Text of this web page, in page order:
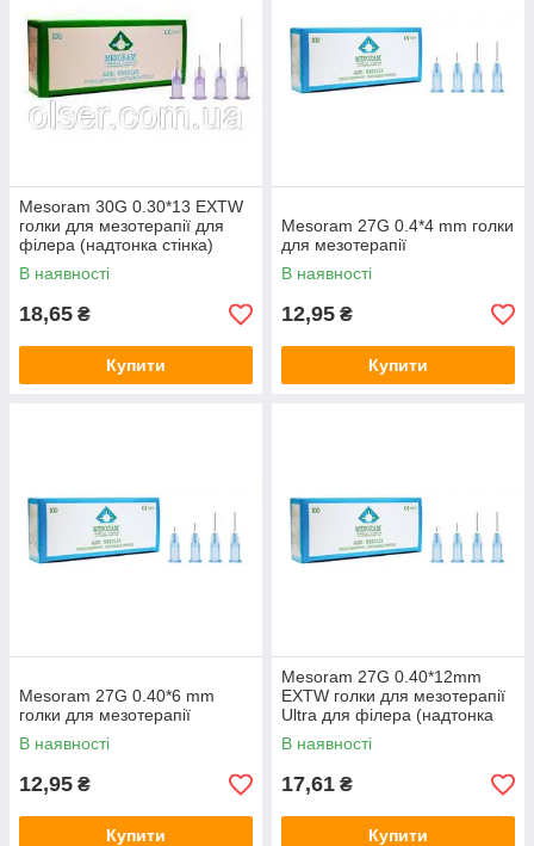
Mesoram 30G 0.30*13 EXTW
голки для мезотерапії для
філера (надтонка стінка)
В наявності
18,65 ₴
Купити
Mesoram 27G 0.4*4 mm голки
для мезотерапії
В наявності
12,95 ₴
Купити
Mesoram 27G 0.40*6 mm
голки для мезотерапії
В наявності
12,95 ₴
Купити
Mesoram 27G 0.40*12mm
EXTW голки для мезотерапії
Ultra для філера (надтонка
стінка)
В наявності
17,61 ₴
Купити